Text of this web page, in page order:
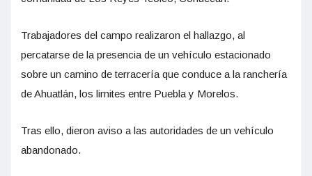
Trabajadores del campo realizaron el hallazgo, al
percatarse de la presencia de un vehículo estacionado
sobre un camino de terracería que conduce a la ranchería
de Ahuatlán, los limites entre Puebla y Morelos.
Tras ello, dieron aviso a las autoridades de un vehículo
abandonado.